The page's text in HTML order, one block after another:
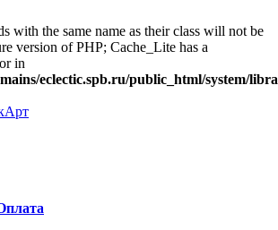
with the same name as their class will not be
version of PHP; Cache_Lite has a
in
eclectic.spb.ru/public_html/system/